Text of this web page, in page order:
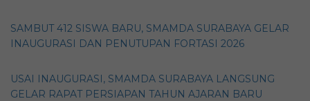
SAMBUT 412 SISWA BARU, SMAMDA SURABAYA GELAR
INAUGURASI DAN PENUTUPAN FORTASI 2026
USAI INAUGURASI, SMAMDA SURABAYA LANGSUNG
GELAR RAPAT PERSIAPAN TAHUN AJARAN BARU